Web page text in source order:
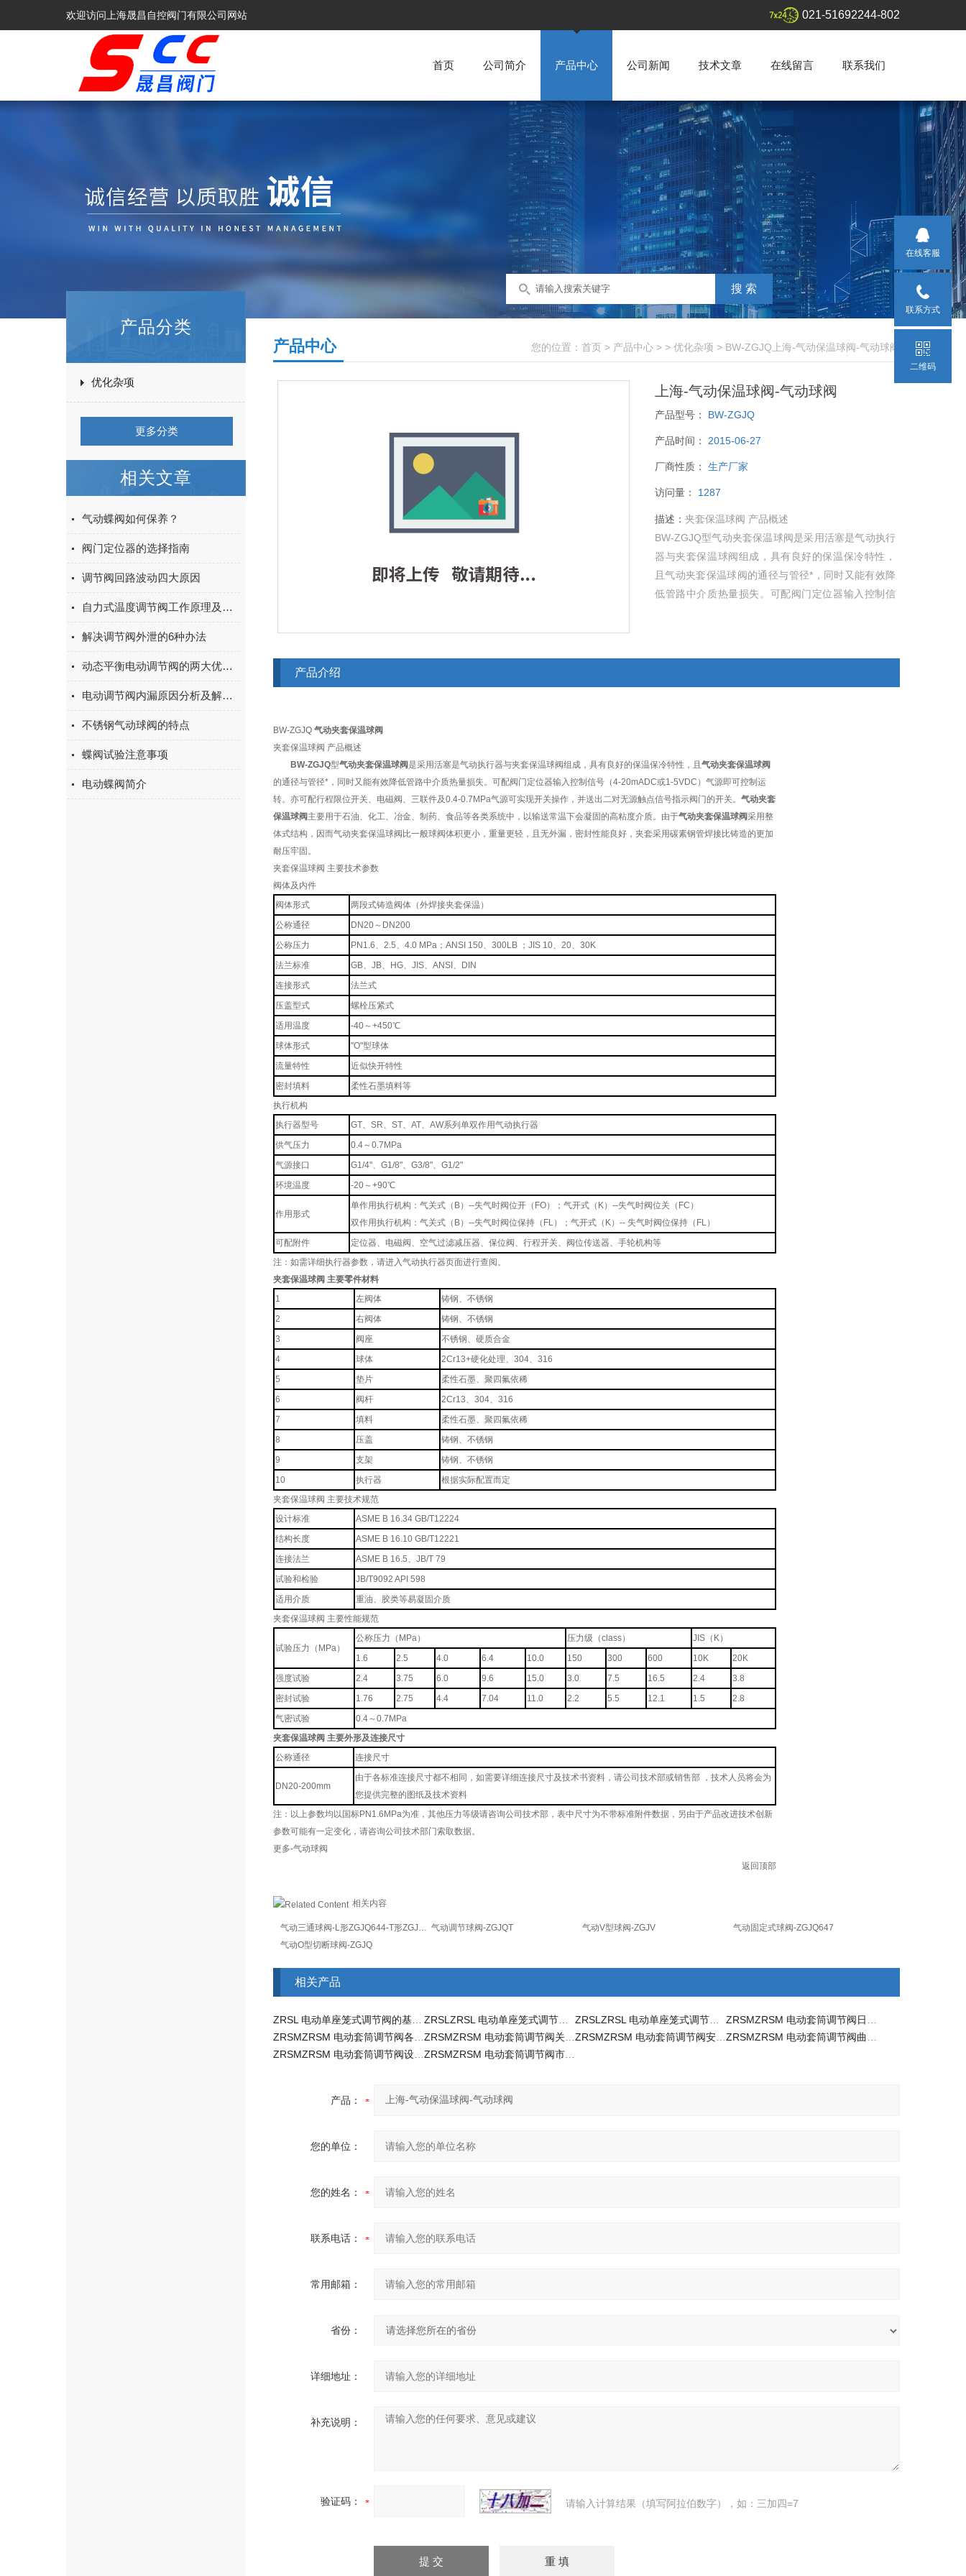
欢迎访问上海晟昌自控阀门有限公司网站 021-51692244-802
首页 公司简介 产品中心 公司新闻 技术文章 在线留言 联系我们
产品分类
优化杂项
更多分类
相关文章
气动蝶阀如何保养？
阀门定位器的选择指南
调节阀回路波动四大原因
自力式温度调节阀工作原理及特点
解决调节阀外泄的6种办法
动态平衡电动调节阀的两大优势特点
电动调节阀内漏原因分析及解决方法
不锈钢气动球阀的特点
蝶阀试验注意事项
电动蝶阀简介
您的位置： 首页 > 产品中心 > > 优化杂项 > BW-ZGJQ上海-气动保温球阀-气动球阀
产品中心
上海-气动保温球阀-气动球阀
产品型号： BW-ZGJQ
产品时间： 2015-06-27
厂商性质： 生产厂家
访问量： 1287
描述： 夹套保温球阀 产品概述
BW-ZGJQ型气动夹套保温球阀是采用活塞是气动执行
器与夹套保温球阀组成，具有良好的保温保冷特性，
且气动夹套保温球阀的通径与管径*，同时又能有效降
低管路中介质热量损失。可配阀门定位器输入控制信
产品介绍
BW-ZGJQ 气动夹套保温球阀
夹套保温球阀 产品概述
BW-ZGJQ型气动夹套保温球阀 是采用活塞是气动执行器与夹套保温球阀组成，具有良好的保温保冷特性，且 气动夹套保温球阀
的通径与管径*，同时又能有效降低管路中介质热量损失。可配阀门定位器输入控制信号（4-20mADC或1-5VDC）气源即可控制运
转。亦可配行程限位开关、电磁阀、三联件及0.4-0.7MPa气源可实现开关操作，并送出二对无源触点信号指示阀门的开关。 气动夹套
保温球阀 主要用于石油、化工、冶金、制药、食品等各类系统中，以输送常温下会凝固的高粘度介质。由于气动夹套保温球阀采用整
体式结构，因而气动夹套保温球阀比一般球阀体积更小，重量更轻，且无外漏，密封性能良好，夹套采用碳素钢管焊接比铸造的更加
耐压牢固。
夹套保温球阀 主要技术参数
阀体及内件
阀体形式
两段式铸造阀体（外焊接夹套保温）
公称通径
DN20～DN200
公称压力
PN1.6、2.5、4.0 MPa；ANSI 150、300LB ；JIS 10、20、30K
法兰标准
GB、JB、HG、JIS、ANSI、DIN
连接形式
法兰式
压盖型式
螺栓压紧式
适用温度
-40～+450℃
球体形式
"O"型球体
流量特性
近似快开特性
密封填料
柔性石墨填料等
执行机构
执行器型号
GT、SR、ST、AT、AW系列单双作用气动执行器
供气压力
0.4～0.7MPa
气源接口
G1/4"、G1/8"、G3/8"、G1/2"
环境温度
-20～+90℃
作用形式
单作用执行机构：气关式（B）--失气时阀位开（FO）；气开式（K）--失气时阀位关（FC）
双作用执行机构：气关式（B）--失气时阀位保持（FL）；气开式（K）-- 失气时阀位保持（FL）
可配附件
定位器、电磁阀、空气过滤减压器、保位阀、行程开关、阀位传送器、手轮机构等
注：如需详细执行器参数，请进入气动执行器页面进行查阅。
夹套保温球阀 主要零件材料
1
左阀体
铸钢、不锈钢
2
右阀体
铸钢、不锈钢
3
阀座
不锈钢、硬质合金
4
球体
2Cr13+硬化处理、304、316
5
垫片
柔性石墨、聚四氟依稀
6
阀杆
2Cr13、304、316
7
填料
柔性石墨、聚四氟依稀
8
压盖
铸钢、不锈钢
9
支架
铸钢、不锈钢
10
执行器
根据实际配置而定
夹套保温球阀 主要技术规范
设计标准
ASME B 16.34 GB/T12224
结构长度
ASME B 16.10 GB/T12221
连接法兰
ASME B 16.5、JB/T 79
试验和检验
JB/T9092 API 598
适用介质
重油、胶类等易凝固介质
夹套保温球阀 主要性能规范
试验压力（MPa）
公称压力（MPa） 压力级（class）
JIS（K）
1.6
2.5 4.0 6.4 10.0 150 300 600 10K
20K
强度试验
2.4 3.75 6.0 9.6 15.0 3.0 7.5 16.5 2.4
3.8
密封试验
1.76 2.75 4.4 7.04 11.0 2.2 5.5 12.1 1.5
2.8
气密试验
0.4～0.7MPa
夹套保温球阀 主要外形及连接尺寸
公称通径
连接尺寸
DN20-200mm
由于各标准连接尺寸都不相同，如需要详细连接尺寸及技术书资料，请公司技术部或销售部 ，技术人员将会为
您提供完整的图纸及技术资料
注：以上参数均以国标PN1.6MPa为准，其他压力等级请咨询公司技术部，表中尺寸为不带标准附件数据，另由于产品改进技术创新
参数可能有一定变化，请咨询公司技术部门索取数据。
更多-气动球阀
返回顶部
相关内容
气动三通球阀-L形ZGJQ644-T形ZGJQ645 气动调节球阀-ZGJQT 气动V型球阀-ZGJV
气动固定式球阀-ZGJQ647
气动O型切断球阀 -ZGJQ
相关产品
产品：
您的单位：
您的姓名：
联系电话：
常用邮箱：
省份：
详细地址：
补充说明：
验证码： 请输入计算结果（填写阿拉伯数字），如：三加四=7
在线客服
联系方式
二维码